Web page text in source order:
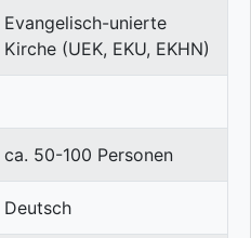
Evangelisch-unierte
Kirche (UEK, EKU, EKHN)
ca. 50-100 Personen
Deutsch